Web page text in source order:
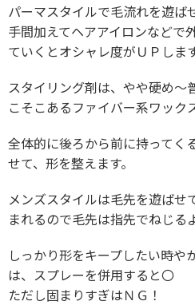
パーマスタイルで毛流れを遊ば
手間加えてヘアアイロンなどで
ていくとオシャレ度がＵＰしま
スタイリング剤は、やや硬め～
こそこあるファイバー系ワック
全体的に後ろから前に持ってく
せて、形を整えます。
メンズスタイルは毛先を遊ばせ
まれるので毛先は指先でねじ
しっかり形をキープしたい時や
は、スプレーを併用すると〇
ただし固まりすぎはＮＧ！